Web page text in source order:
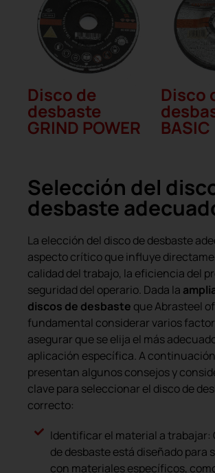
Disco de
desbaste
GRIND POWER
Disco
BASIC
Selección del
desbaste
La elección del disco de desbaste
aspecto crítico que influye
calidad del trabajo, la eficiencia del
seguridad del operario. Dada la
discos de desbaste que Abrasteel
fundamental considerar varios
asegurar que se elija el más
aplicación específica. A
presentan algunos consejos y
clave para seleccionar el disco de
correcto:
Identificar el material a trabajar:
de desbaste está diseñado para
con materiales específicos,